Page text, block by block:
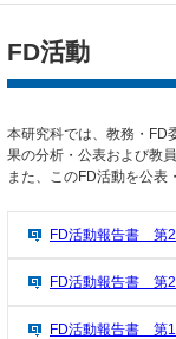
FD活動
本研究科では、教務・FD
果の分析・公表および教
また、このFD活動を公表
FD活動報告書 第
FD活動報告書 第
FD活動報告書 第